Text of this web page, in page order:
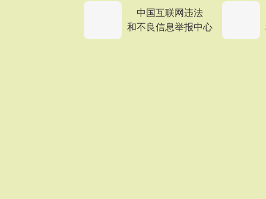
中国互联网违法
和不良信息举报中心